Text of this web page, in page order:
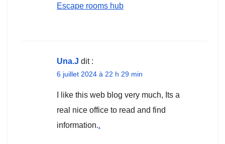
Escape rooms hub
Una.J dit :
6 juillet 2024 à 22 h 29 min
I like this web blog very much, Its a
real nice office to read and find
information..